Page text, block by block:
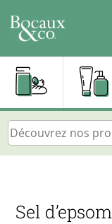
Sel